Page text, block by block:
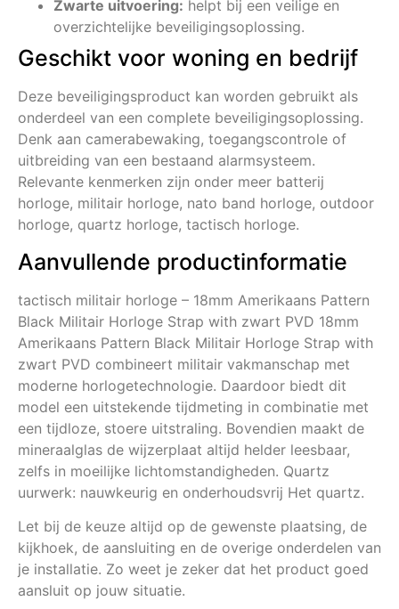
Zwarte uitvoering: helpt bij een veilige en
overzichtelijke beveiligingsoplossing.
Geschikt voor woning en bedrijf
Deze beveiligingsproduct kan worden gebruikt als
onderdeel van een complete beveiligingsoplossing.
Denk aan camerabewaking, toegangscontrole of
uitbreiding van een bestaand alarmsysteem.
Relevante kenmerken zijn onder meer batterij
horloge, militair horloge, nato band horloge, outdoor
horloge, quartz horloge, tactisch horloge.
Aanvullende productinformatie
tactisch militair horloge – 18mm Amerikaans Pattern
Black Militair Horloge Strap with zwart PVD 18mm
Amerikaans Pattern Black Militair Horloge Strap with
zwart PVD combineert militair vakmanschap met
moderne horlogetechnologie. Daardoor biedt dit
model een uitstekende tijdmeting in combinatie met
een tijdloze, stoere uitstraling. Bovendien maakt de
mineraalglas de wijzerplaat altijd helder leesbaar,
zelfs in moeilijke lichtomstandigheden. Quartz
uurwerk: nauwkeurig en onderhoudsvrij Het quartz.
Let bij de keuze altijd op de gewenste plaatsing, de
kijkhoek, de aansluiting en de overige onderdelen van
je installatie. Zo weet je zeker dat het product goed
aansluit op jouw situatie.